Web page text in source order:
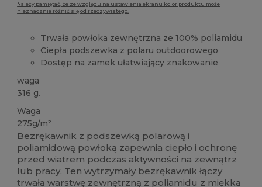
Należy pamiętać, że ze względu na ustawienia ekranu kolor produktu może
nieznacznie różnić się od rzeczywistego.
Trwała powłoka zewnętrzna ze 100% poliamidu
Ciepła podszewka z polaru outdoorowego
Dostęp na zamek ułatwiający znakowanie
waga
316 g.
Waga
275g/m²
Bezrękawnik z podszewką polarową i
poliamidową powłoką zapewnia ciepło i ochronę
przed wiatrem podczas aktywności na zewnątrz
lub pracy. Ten wytrzymały bezrękawnik łączy
trwałą warstwę zewnętrzną z poliamidu z miękką